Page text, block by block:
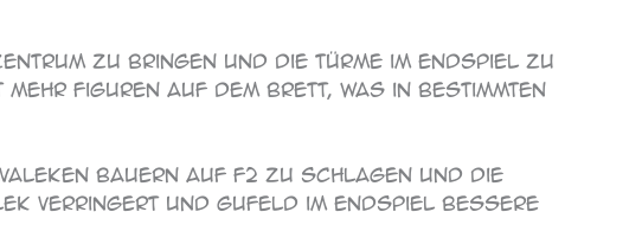
zu bringen und die Türme im Endspiel zu
Figuren auf dem Brett, was in bestimmten
Bauern auf f2 zu schlagen und die
verringert und Gufeld im Endspiel bessere